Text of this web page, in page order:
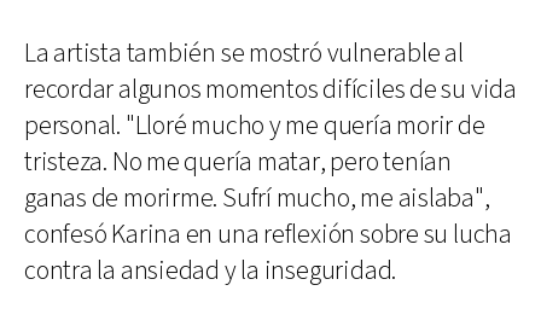
La artista también se mostró vulnerable al
recordar algunos momentos difíciles de su vida
personal. "Lloré mucho y me quería morir de
tristeza. No me quería matar, pero tenían
ganas de morirme. Sufrí mucho, me aislaba",
confesó Karina en una reflexión sobre su lucha
contra la ansiedad y la inseguridad.